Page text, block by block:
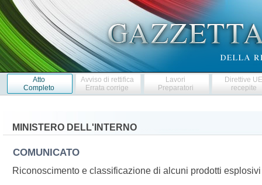
Atto
Completo
Avviso di rettifica
Errata corrige
Lavori
Preparatori
Direttive
recepite
MINISTERO DELL'INTERNO
COMUNICATO
Riconoscimento e classificazione di alcuni prodotti